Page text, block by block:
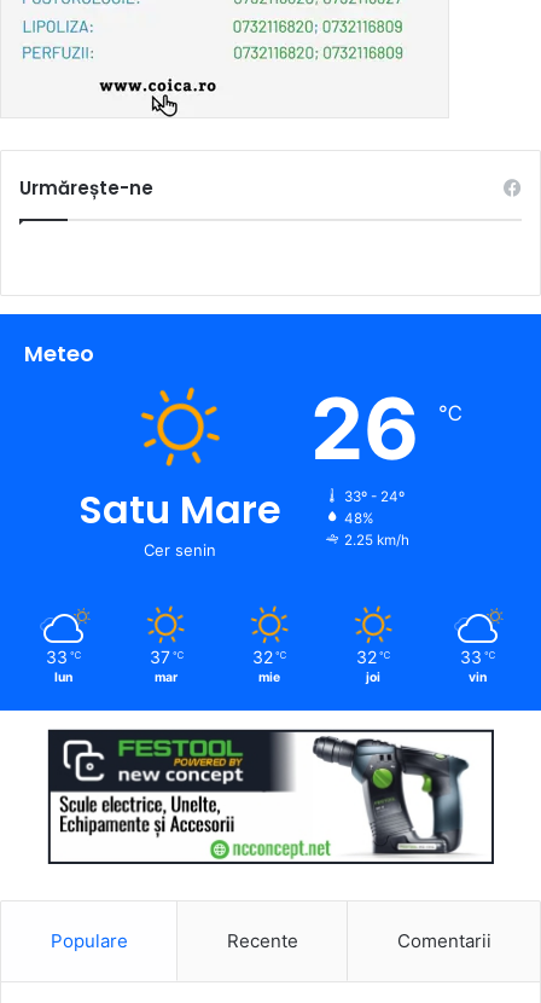
Urmărește-ne
Meteo
Satu Mare
Cer senin
26 ℃
33º - 24º
48%
2.25 km/h
33 ℃
lun
37 ℃
mar
32 ℃
mie
32 ℃
joi
33 ℃
vin
Populare Recente Comentarii